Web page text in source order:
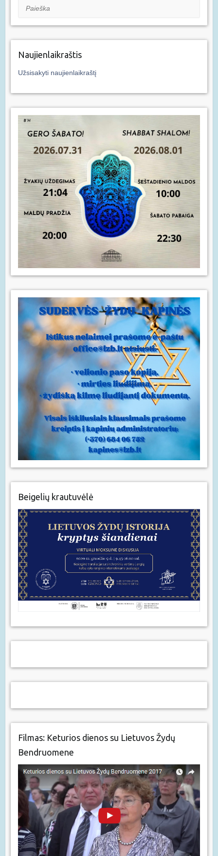
Paieška
Naujienlaikraštis
Užsisakyti naujienlaikraštį
Beigelių krautuvėlė
Filmas: Keturios dienos su Lietuvos Žydų
Bendruomene